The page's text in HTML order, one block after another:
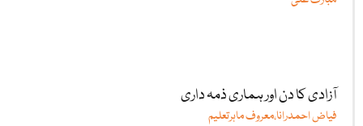
آزادی کا دن اور ہماری ذمہ داری
فیاض احمدرانا،معروف ماہرتعلیم